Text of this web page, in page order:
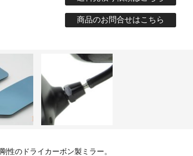
性のドライカーボン製ミラー。